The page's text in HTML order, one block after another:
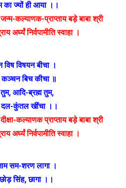
का ज्यों ही आया ।।
कल्याणक-प्राप्ताय बड़े बाबा श्री
अर्घ्यं निर्वपामीति स्वाहा ।
विष विषयन बीचा ।
कञ्चन बिच कीचा ॥
, आदि-ब्रह्म तुम,
दल-कुंतल खींचा ।।
कल्याणक प्राप्ताय बड़े बाबा श्री
अर्घ्यं निर्वपामीति स्वाहा ।
सम-शरण लागा ।
सिंह,छागा ।।